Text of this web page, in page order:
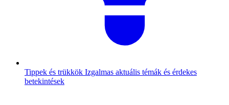
Tippek és trükkök Izgalmas aktuális témák és érdekes
betekintések